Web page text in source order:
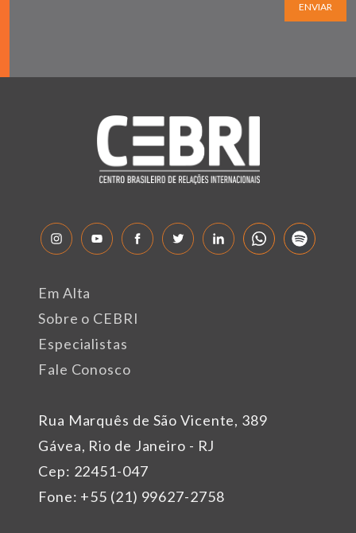
ENVIAR
Rua Marquês de São Vicente, 389
Gávea, Rio de Janeiro - RJ
Cep: 22451-047
Fone: +55 (21) 99627-2758
Em Alta
Sobre o CEBRI
Especialistas
Fale Conosco